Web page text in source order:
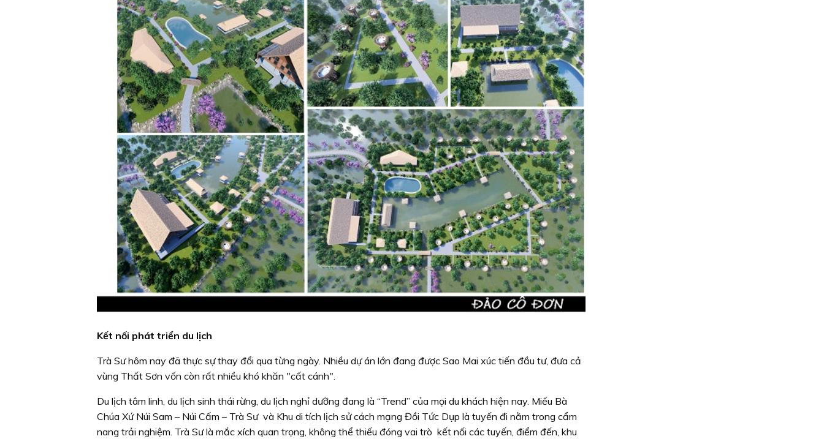
Kết nối phát triển du lịch
Trà Sư hôm nay đã thực sự thay đổi qua từng ngày. Nhiều dự án lớn đang được Sao Mai xúc tiến đầu tư, đưa cả
vùng Thất Sơn vốn còn rất nhiều khó khăn "cất cánh".
Du lịch tâm linh, du lịch sinh thái rừng, du lịch nghỉ dưỡng đang là “Trend” của mọi du khách hiện nay. Miếu Bà
Chúa Xứ Núi Sam – Núi Cấm – Trà Sư và Khu di tích lịch sử cách mạng Đồi Tức Dụp là tuyến đi nằm trong cẩm
nang trải nghiệm. Trà Sư là mắc xích quan trọng, không thể thiếu đóng vai trò kết nối các tuyến, điểm đến, khu